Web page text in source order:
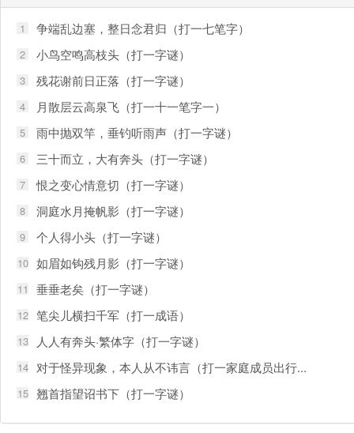
1 争端乱边塞，整日念君归（打一七笔字）
2 小鸟空鸣高枝头（打一字谜）
3 残花谢前日正落（打一字谜）
4 月散层云高泉飞（打一十一笔字一）
5 雨中抛双竿，垂钓听雨声（打一字谜）
6 三十而立，大有奔头（打一字谜）
7 恨之变心情意切（打一字谜）
8 洞庭水月掩帆影（打一字谜）
9 个人得小头（打一字谜）
10 如眉如钩残月影（打一字谜）
11 垂垂老矣（打一字谜）
12 笔尖儿横扫千军（打一成语）
13 人人有奔头·繁体字（打一字谜）
14 对于怪异现象，本人从不讳言（打一家庭成员出行...
15 翘首指望诏书下（打一字谜）